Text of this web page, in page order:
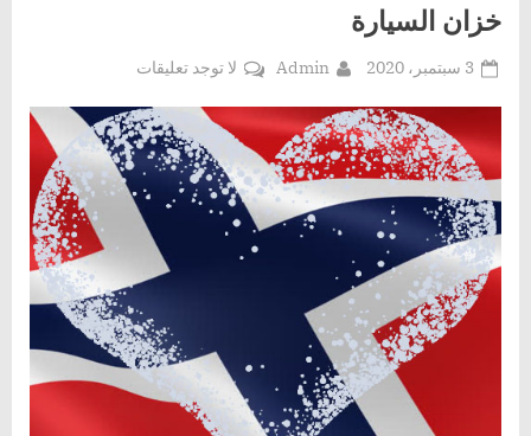
خزان السيارة
Posted
3 سبتمبر، 2020 By
Admin لا توجد تعليقاتعلى
وجود
ماء
مختلط
مع
الوقود
خزان
السيارة